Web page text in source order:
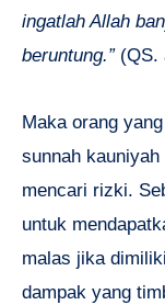
ingatlah Allah
beruntung.” (QS.
Maka orang
sunnah kauniyah
mencari rizki.
untuk
malas jika
dampak yang